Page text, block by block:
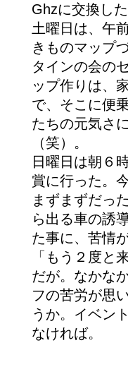
Ghzに交換し
土曜日は、午
きものマップ
タインの会の
ップ作りは、
で、そこに便
たちの元気さ
（笑）。
日曜日は朝６
賞に行った。
まずまずだっ
ら出る車の誘
た事に、苦情
「もう２度と
だが。なかな
フの苦労が思
うか。イベン
なければ。